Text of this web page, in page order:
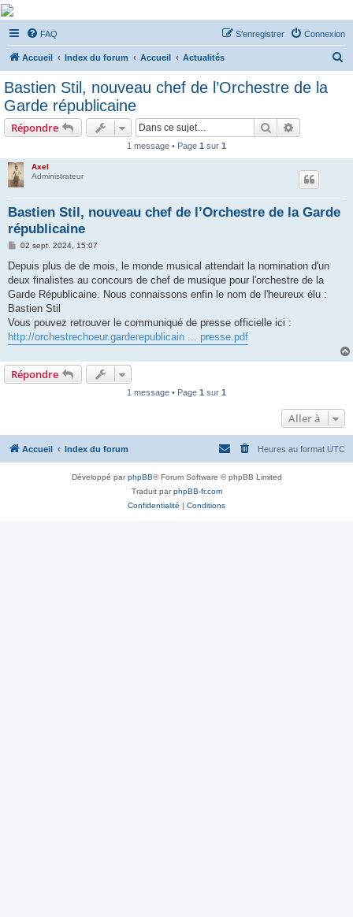
De Musicae Militari -
Forums
Forums de discussions
FAQ Connexion
S’enregistrer
Accueil Index du forum Accueil Actualités
Bastien Stil, nouveau chef de l’Orchestre de la
Garde républicaine
Répondre Rechercher
1 message • Page 1 sur 1
Axel
Administrateur
Bastien Stil, nouveau chef de l’Orchestre de la Garde
républicaine
M
s
s
a
g
02 sept. 2024, 15:07
Depuis plus de de mois, le monde musical attendait la nomination d'un
deux finalistes au concours de chef de musique pour l'orchestre de la
Garde Républicaine. Nous connaissons enfin le nom de l'heureux élu :
Bastien Stil
Vous pouvez retrouver le communiqué de presse officielle ici :
http://orchestrechoeur.garderepublicain ... presse.pdf
Répondre
1 message • Page 1 sur 1
Aller à
Accueil Index du forum Heures au format UTC
Développé parphpBB® Forum Software © phpBB Limited
Traduit parphpBB-fr.com
Confidentialité | Conditions